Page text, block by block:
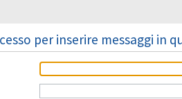
per inserire messaggi in